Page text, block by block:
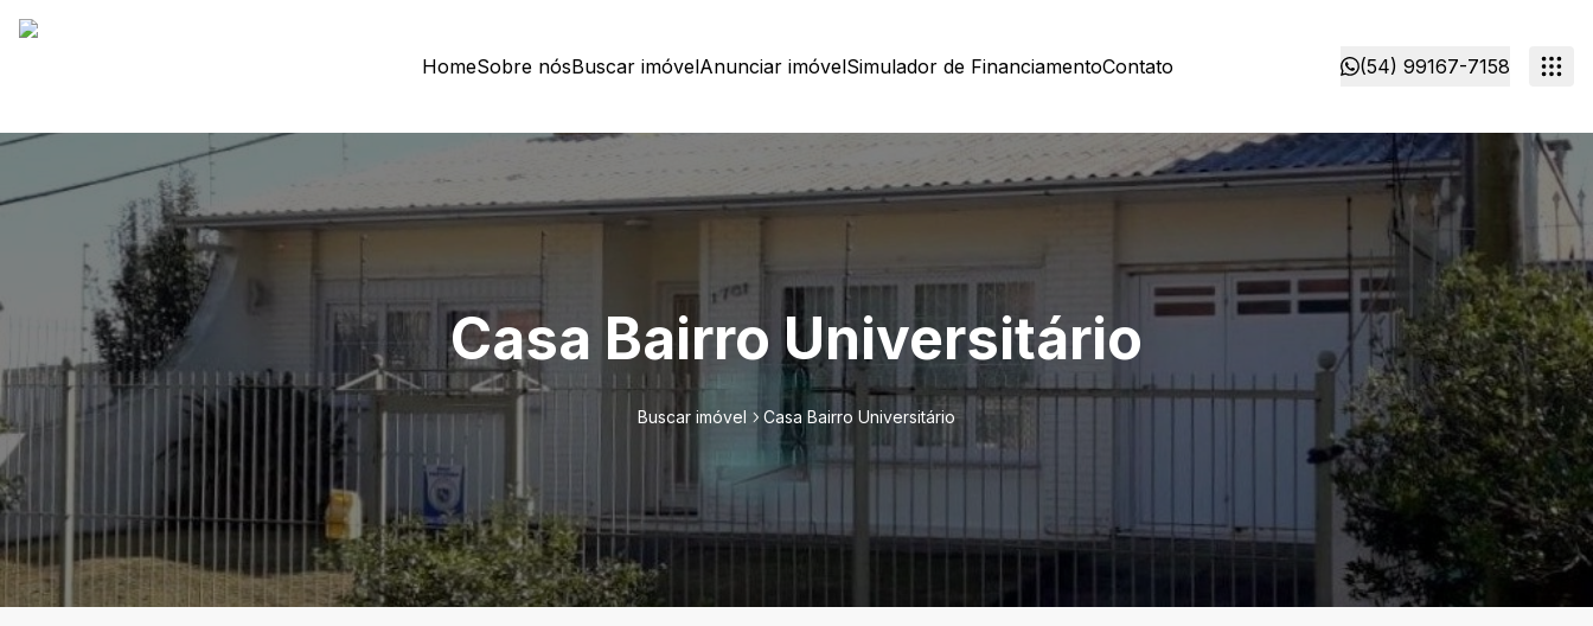
HomeSobre nósBuscar imóvelAnunciar imóvelSimulador de FinanciamentoContato (54) 99167-7158
Casa Bairro Universitário
Buscar imóvel Casa Bairro Universitário